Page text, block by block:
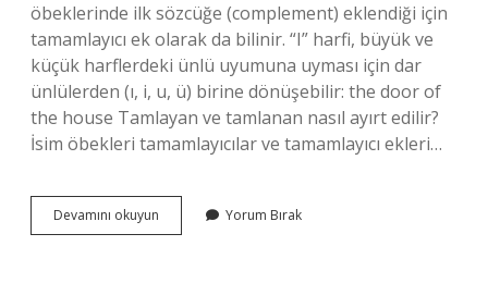
öbeklerinde ilk sözcüğe (complement) eklendiği için
tamamlayıcı ek olarak da bilinir. “I” harfi, büyük ve
küçük harflerdeki ünlü uyumuna uyması için dar
ünlülerden (ı, i, u, ü) birine dönüşebilir: the door of
the house Tamlayan ve tamlanan nasıl ayırt edilir?
İsim öbekleri tamamlayıcılar ve tamamlayıcı ekleri…
Devamını okuyun Tamlayan
Nedir
Yorum Bırak